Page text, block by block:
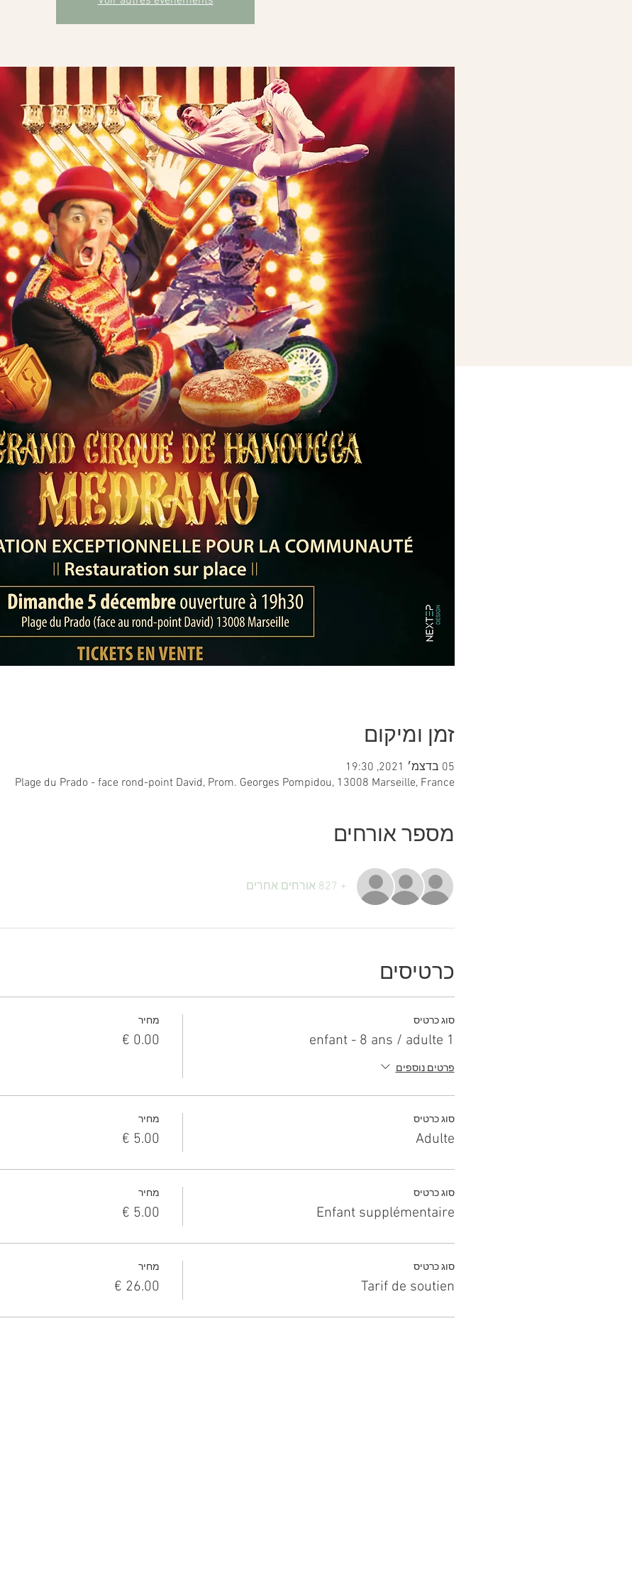
זמן ומיקום
05 בדצמ׳ 2021, 19:30
Plage du Prado - face rond-point David, Prom. Georges Pompidou, 13008 Marseille, France
מספר אורחים
+ 827 אורחים אחרים
כרטיסים
סוג כרטיס
1 enfant - 8 ans / adulte
פרטים נוספים
מחיר
סוג כרטיס
Adulte
מחיר
סוג כרטיס
Enfant supplémentaire
מחיר
סוג כרטיס
Tarif de soutien
מחיר